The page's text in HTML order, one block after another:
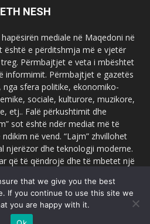
NESH
mediale në Maqedoni në
është e përditshmja më e vjetër
Përmbajtjet e veta i mbështet
informimit. Përmbajtjet e gazetës
nga sfera politike, ekonomiko-
sociale, kulturore, muzikore,
etj.. Falë përkushtimit dhe
sot është ndër mediat më të
në vend. “Lajm” zhvillohet
njerëzor dhe teknologji moderne.
që të qëndrojë dhe të mbetet një
www.lajmpress.org është një
të njohur në Maqedoni.
that we give you the best
If you continue to use this site we
you are happy with it.